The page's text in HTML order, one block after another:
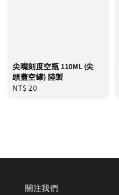
尖嘴刻度空瓶 110ML (尖
頭蓋空罐) 陸製
Regular
NT$ 20
關注我們